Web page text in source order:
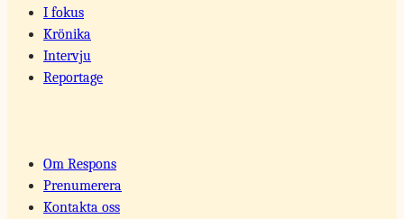
I fokus
Krönika
Intervju
Reportage
Om Respons
Prenumerera
Kontakta oss